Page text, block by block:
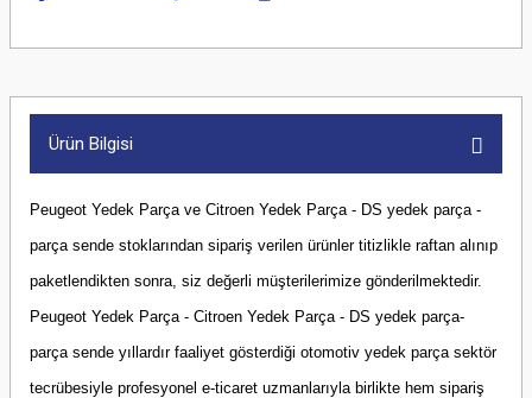
Ürün Bilgisi
Peugeot Yedek Parça ve Citroen Yedek Parça - DS yedek parça -
parça sende stoklarından sipariş verilen ürünler titizlikle raftan alınıp
paketlendikten sonra, siz değerli müşterilerimize gönderilmektedir.
Peugeot Yedek Parça - Citroen Yedek Parça - DS yedek parça-
parça sende yıllardır faaliyet gösterdiği otomotiv yedek parça sektör
tecrübesiyle profesyonel e-ticaret uzmanlarıyla birlikte hem sipariş